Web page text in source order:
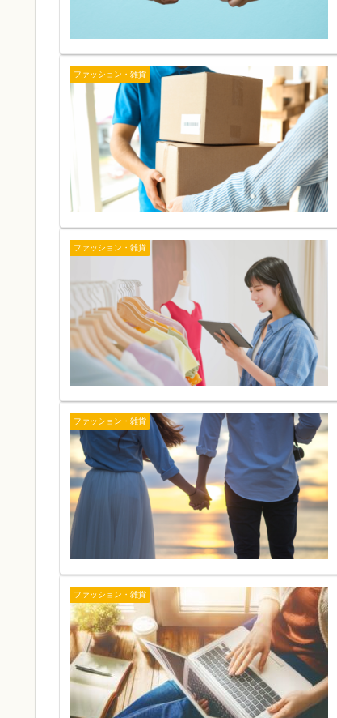
ファッション・雑貨
ファッション・雑貨
ファッション・雑貨
ファッション・雑貨